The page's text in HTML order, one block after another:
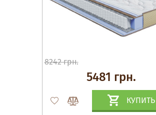
8242 грн.
5481 грн.
КУПИТЬ